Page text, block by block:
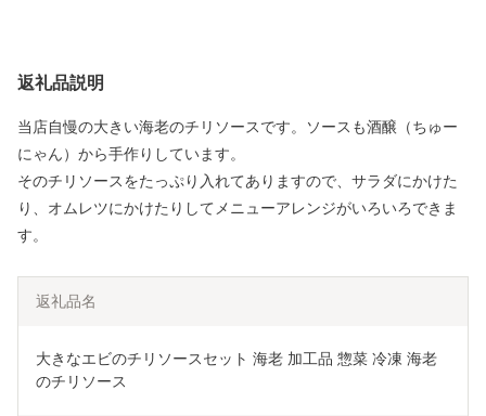
返礼品説明
当店自慢の大きい海老のチリソースです。ソースも酒醸（ちゅー
にゃん）から手作りしています。
そのチリソースをたっぷり入れてありますので、サラダにかけた
り、オムレツにかけたりしてメニューアレンジがいろいろできま
す。
返礼品名
大きなエビのチリソースセット 海老 加工品 惣菜 冷凍 海老
のチリソース